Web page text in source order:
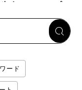
肉」のシンプル
？
ード